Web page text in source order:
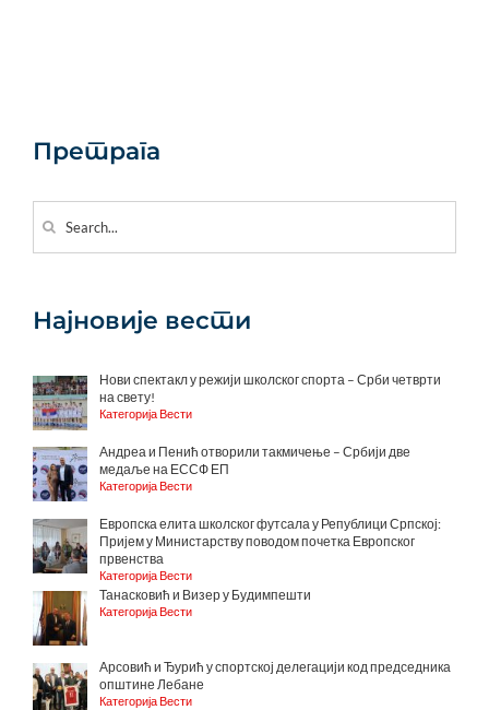
Претрага
for:
Најновије вести
Нови спектакл у режији школског спорта – Срби четврти
на свету!
Категорија Вести
Андреа и Пенић отворили такмичење – Србији две
медаље на ЕССФ ЕП
Категорија Вести
Европска елита школског футсала у Републици Српској:
Пријем у Министарству поводом почетка Европског
првенства
Категорија Вести
Танасковић и Визер у Будимпешти
Категорија Вести
Арсовић и Ђурић у спортској делегацији код председника
општине Лебане
Категорија Вести